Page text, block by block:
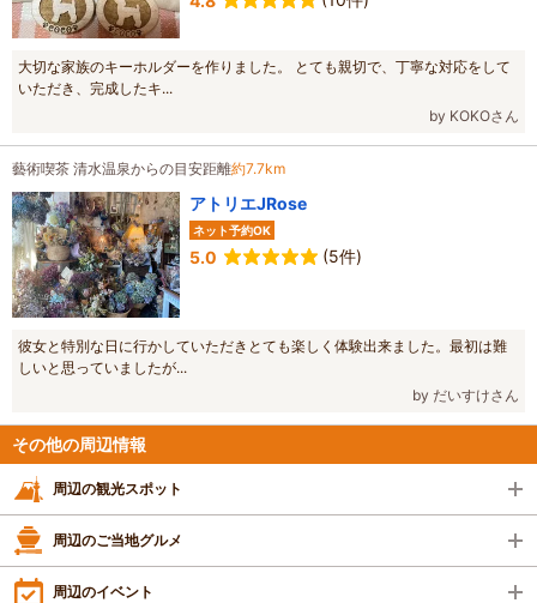
大切な家族のキーホルダーを作りました。 とても親切で、丁寧な対応をして
いただき、完成したキ...
by KOKOさん
藝術喫茶 清水温泉からの目安距離約7.7km
アトリエJRose
ネット予約OK
5.0 (5件)
彼女と特別な日に行かしていただきとても楽しく体験出来ました。最初は難
しいと思っていましたが...
by だいすけさん
その他の周辺情報
周辺の観光スポット
周辺のご当地グルメ
周辺のイベント